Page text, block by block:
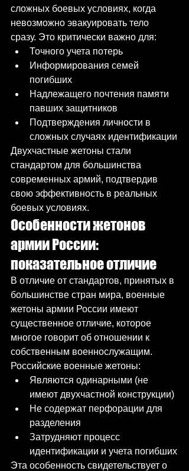
сложных боевых условиях, когда
невозможно эвакуировать тело
сразу. Это критически важно для:
Точного учета потерь
Информирования семей
погибших
Надлежащего почтения памяти
павших защитников
Подтверждения личности в
сложных случаях идентификации
Двухчастные жетоны стали
стандартом для большинства
современных армий, подтвердив
свою эффективность в реальных
боевых условиях.
Особенности жетонов
армии России:
показательное отличие
В отличие от стандартов, принятых в
большинстве стран мира, военные
жетоны армии России имеют
существенное отличие, которое
многое говорит об отношении к
собственным военнослужащим.
Российские военные жетоны:
Являются одинарными (не
имеют двухчастной конструкции)
Не содержат перфорации для
разделения
Затрудняют процесс
идентификации и учета погибших
Эта особенность свидетельствует о